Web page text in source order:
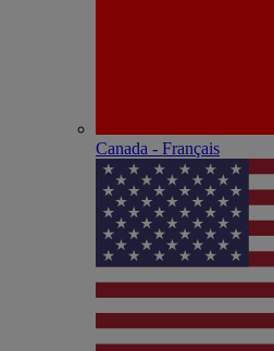
Canada - Français